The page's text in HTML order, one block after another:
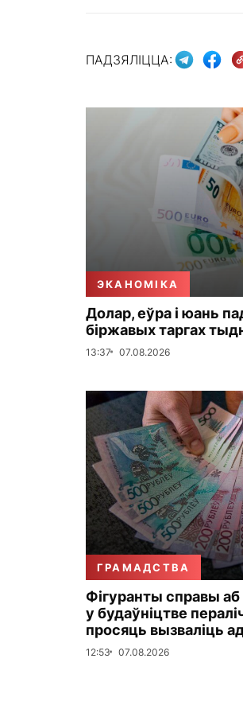
ПАДЗЯЛІЦЦА:
ЭКАНОМІКА
Долар, еўра і юань
біржавых таргах
13:37 07.08.2026
ГРАМАДСТВА
Фігуранты справы
у будаўніцтве
просяць вызваліць
12:53 07.08.2026